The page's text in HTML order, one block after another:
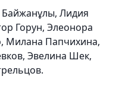
Лидия
Горун, Элеонора
Милана Папчихина,
Эвелина Шек,